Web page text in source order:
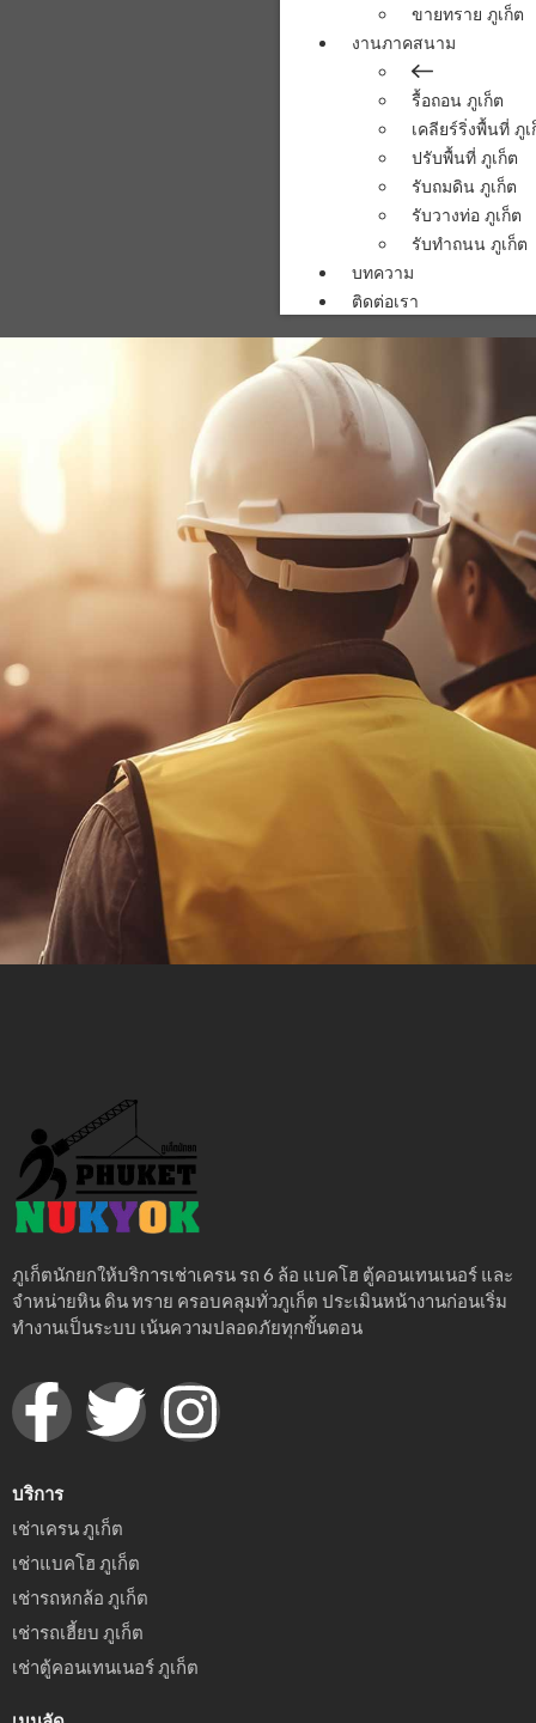
ขายทราย ภูเก็ต
งานภาคสนาม
รื้อถอน ภูเก็ต
เคลียร์ริ่งพื้นที่ ภู
ปรับพื้นที่ ภูเก็ต
รับถมดิน ภูเก็ต
รับวางท่อ ภูเก็ต
รับทำถนน ภูเก็ต
บทความ
ติดต่อเรา
ภูเก็ตนักยกให้บริการเช่าเครน รถ 6 ล้อ แบคโฮ ตู้คอนเทนเนอร์ และ
จำหน่ายหิน ดิน ทราย ครอบคลุมทั่วภูเก็ต ประเมินหน้างานก่อนเริ่ม
ทำงานเป็นระบบ เน้นความปลอดภัยทุกขั้นตอน
บริการ
เช่าเครน ภูเก็ต
เช่าแบคโฮ ภูเก็ต
เช่ารถหกล้อ ภูเก็ต
เช่ารถเฮี้ยบ ภูเก็ต
เช่าตู้คอนเทนเนอร์ ภูเก็ต